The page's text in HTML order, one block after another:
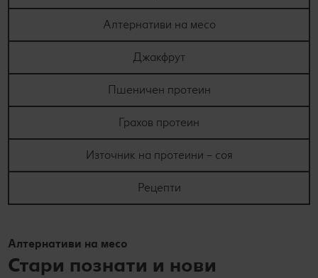
Алтернативи на месо
Джакфрут
Пшеничен протеин
Грахов протеин
Източник на протеини – соя
Рецепти
Алтернативи на месо
Стари познати и нови